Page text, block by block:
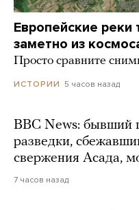
Европейские реки
заметно из
Просто сравните
ИСТОРИИ 5 часов назад
BBC News: бывший
разведки,
свержения Асада,
7 часов назад